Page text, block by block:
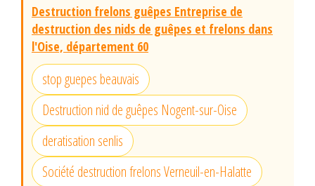
Destruction frelons guêpes Entreprise de
destruction des nids de guêpes et frelons dans
l'Oise, département 60
stop guepes beauvais
Destruction nid de guêpes Nogent-sur-Oise
deratisation senlis
Société destruction frelons Verneuil-en-Halatte